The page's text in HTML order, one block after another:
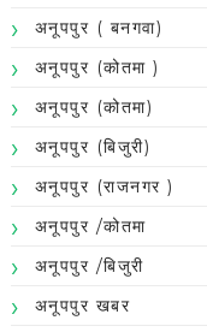
अनूपपुर ( बनगवा)
अनूपपुर (कोतमा )
अनूपपुर (कोतमा)
अनूपपुर (बिजुरी)
अनूपपुर (राजनगर )
अनूपपुर /कोतमा
अनूपपुर /बिजुरी
अनूपपुर खबर